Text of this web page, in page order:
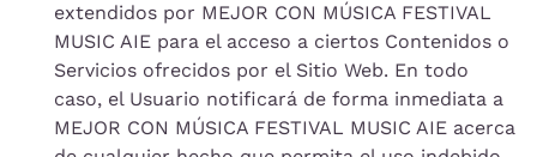
extendidos por MEJOR CON MÚSICA FESTIVAL
MUSIC AIE para el acceso a ciertos Contenidos o
Servicios ofrecidos por el Sitio Web. En todo
caso, el Usuario notificará de forma inmediata a
MEJOR CON MÚSICA FESTIVAL MUSIC AIE acerca